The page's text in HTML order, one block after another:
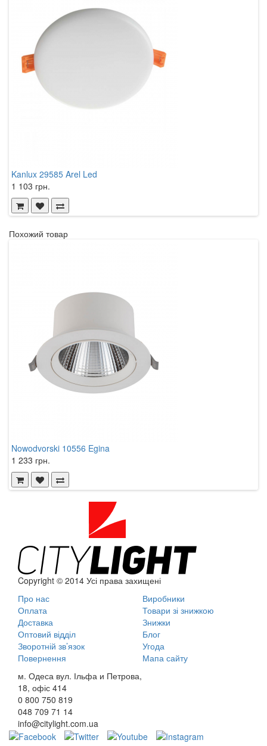
Kanlux 29585 Arel Led
1 103 грн.
Похожий товар
Nowodvorski 10556 Egina
1 233 грн.
Copyright © 2014 Усі права захищені
Про нас
Оплата
Доставка
Оптовий відділ
Зворотній зв’язок
Повернення
Виробники
Товари зі знижкою
Знижки
Блог
Угода
Мапа сайту
м. Одеса вул. Ільфа и Петрова,
18, офіс 414
0 800 750 819
048 709 71 14
info@citylight.com.ua